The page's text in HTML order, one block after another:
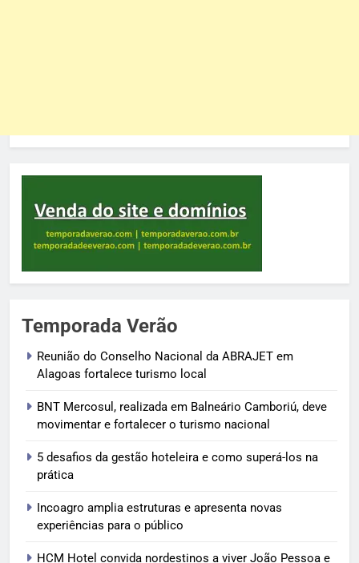
Temporada Verão
Reunião do Conselho Nacional da ABRAJET em
Alagoas fortalece turismo local
BNT Mercosul, realizada em Balneário Camboriú, deve
movimentar e fortalecer o turismo nacional
5 desafios da gestão hoteleira e como superá-los na
prática
Incoagro amplia estruturas e apresenta novas
experiências para o público
HCM Hotel convida nordestinos a viver João Pessoa e